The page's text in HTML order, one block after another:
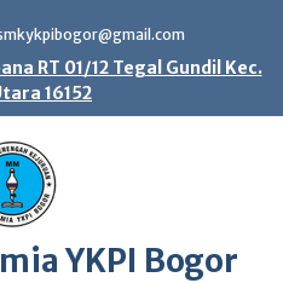
RT 01/12 Tegal Gundil Kec.
16152
YKPI Bogor